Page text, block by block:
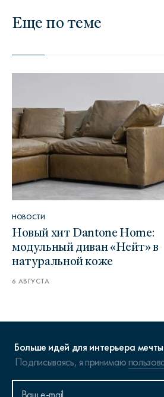
Еще по теме
НОВОСТИ
Новый хит Dantone Home:
модульный диван «Нейт» в
натуральной коже
6 АВГУСТА
Больше идей для интерьера
Подписываясь, я принимаю